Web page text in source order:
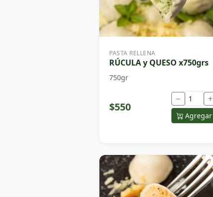
PASTA RELLENA
RÚCULA y QUESO x750grs
750gr
$550
− +
Agregar